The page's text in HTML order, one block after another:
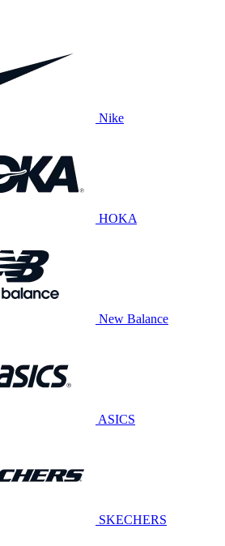
Nike
HOKA
New Balance
ASICS
SKECHERS